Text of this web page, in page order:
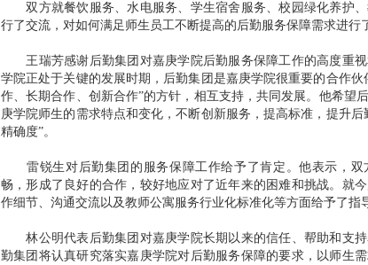
双方就餐饮服务、水电服务、学生宿舍服务、校园绿化养护、
行了交流，对如何满足师生员工不断提高的后勤服务保障需求进行
王瑞芳感谢后勤集团对嘉庚学院后勤服务保障工作的高度重视
学院正处于关键的发展时期，后勤集团是嘉庚学院很重要的合作伙
作、长期合作、创新合作”的方针，相互支持，共同发展。他希望
庚学院师生的需求特点和变化，不断创新服务，提高标准，提升后
精确度”。
雷锐生对后勤集团的服务保障工作给予了肯定。他表示，双
畅，形成了良好的合作，较好地应对了近年来的困难和挑战。就
作细节、沟通交流以及教师公寓服务行业化标准化等方面给予了指
林公明代表后勤集团对嘉庚学院长期以来的信任、帮助和支持
勤集团将认真研究落实嘉庚学院对后勤服务保障的要求，以师生